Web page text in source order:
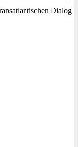
Dialog